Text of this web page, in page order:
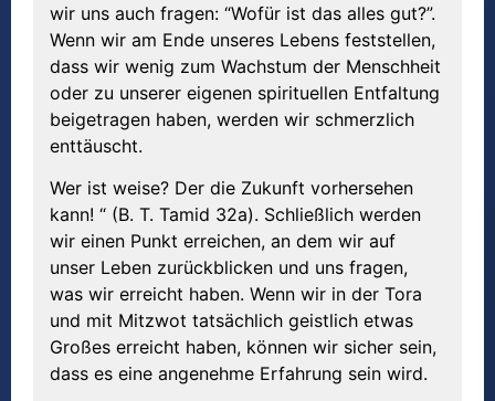
wir uns auch fragen: “Wofür ist das alles gut?”.
Wenn wir am Ende unseres Lebens feststellen,
dass wir wenig zum Wachstum der Menschheit
oder zu unserer eigenen spirituellen Entfaltung
beigetragen haben, werden wir schmerzlich
enttäuscht.
Wer ist weise? Der die Zukunft vorhersehen
kann! “ (B. T. Tamid 32a). Schließlich werden
wir einen Punkt erreichen, an dem wir auf
unser Leben zurückblicken und uns fragen,
was wir erreicht haben. Wenn wir in der Tora
und mit Mitzwot tatsächlich geistlich etwas
Großes erreicht haben, können wir sicher sein,
dass es eine angenehme Erfahrung sein wird.